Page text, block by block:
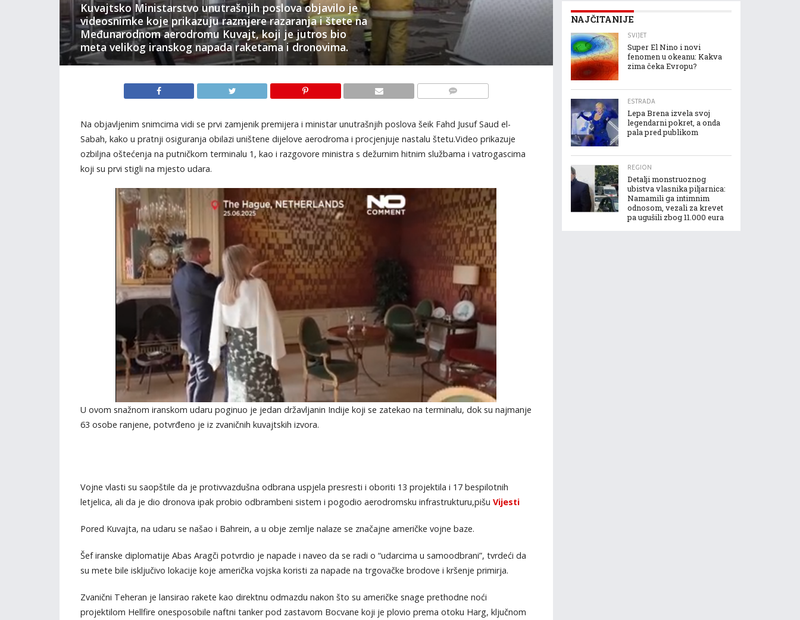
Kuvajtsko Ministarstvo unutrašnjih poslova objavilo je
videosnimke koje prikazuju razmjere razaranja i štete na
Međunarodnom aerodromu Kuvajt, koji je jutros bio
meta velikog iranskog napada raketama i dronovima.
Na objavljenim snimcima vidi se prvi zamjenik premijera i ministar unutrašnjih poslova šeik Fahd Jusuf Saud el-
Sabah, kako u pratnji osiguranja obilazi uništene dijelove aerodroma i procjenjuje nastalu štetu.Video prikazuje
ozbiljna oštećenja na putničkom terminalu 1, kao i razgovore ministra s dežurnim hitnim službama i vatrogascima
koji su prvi stigli na mjesto udara.
U ovom snažnom iranskom udaru poginuo je jedan državljanin Indije koji se zatekao na terminalu, dok su najmanje
63 osobe ranjene, potvrđeno je iz zvaničnih kuvajtskih izvora.
Vojne vlasti su saopštile da je protivvazdušna odbrana uspjela presresti i oboriti 13 projektila i 17 bespilotnih
letjelica, ali da je dio dronova ipak probio odbrambeni sistem i pogodio aerodromsku infrastrukturu,pišu Vijesti
Pored Kuvajta, na udaru se našao i Bahrein, a u obje zemlje nalaze se značajne američke vojne baze.
Šef iranske diplomatije Abas Aragči potvrdio je napade i naveo da se radi o “udarcima u samoodbrani”, tvrdeći da
su mete bile isključivo lokacije koje američka vojska koristi za napade na trgovačke brodove i kršenje primirja.
Zvanični Teheran je lansirao rakete kao direktnu odmazdu nakon što su američke snage prethodne noći
projektilom Hellfire onesposobile naftni tanker pod zastavom Bocvane koji je plovio prema otoku Harg, ključnom
NAJČITANIJE
SVIJET
Super El Nino i novi
fenomen u okeanu: Kakva
zima čeka Evropu?
ESTRADA
Lepa Brena izvela svoj
legendarni pokret, a onda
pala pred publikom
REGION
Detalji monstruoznog
ubistva vlasnika piljarnica:
Namamili ga intimnim
odnosom, vezali za krevet
pa ugušili zbog 11.000 eura